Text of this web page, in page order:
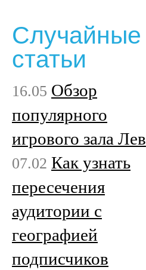
Случайные
статьи
16.05 Обзор
популярного
игрового зала Лев
07.02 Как узнать
пересечения
аудитории с
географией
подписчиков